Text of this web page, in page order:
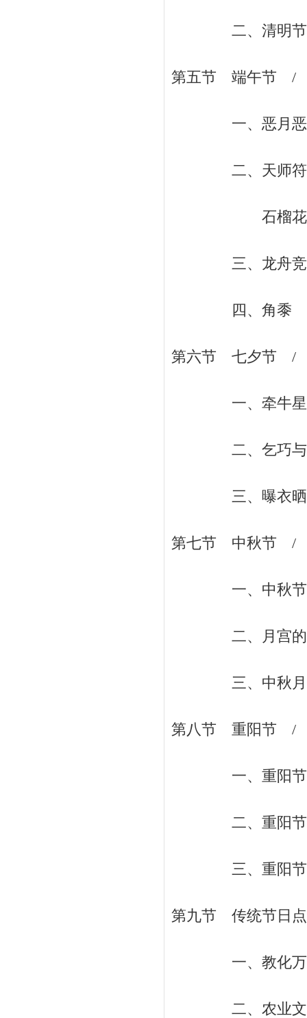
二、清明节
第五节 端午节 /
一、恶月恶
二、天师符、
石榴花、
三、龙舟竞渡
四、角黍 /
第六节 七夕节 /
一、牵牛星和
二、乞巧与
三、曝衣晒
第七节 中秋节 /
一、中秋节
二、月宫的
三、中秋月
第八节 重阳节 /
一、重阳节
二、重阳节
三、重阳节
第九节 传统节日
一、教化万
二、农业文